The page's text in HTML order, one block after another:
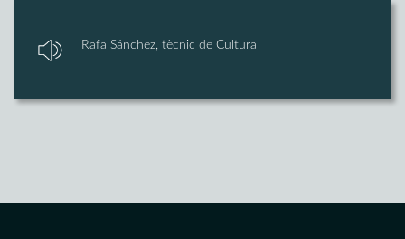
Rafa Sánchez, tècnic de Cultura